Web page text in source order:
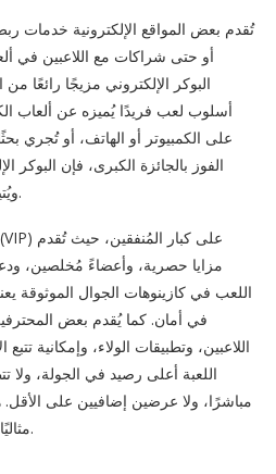
تُقدم بعض المواقع الإلكترونية خدمات ربط
أو حتى شراكات مع اللاعبين في
البوكر الإلكتروني مزيجًا رائعًا
أسلوب لعب فريدًا يُميزه عن ألعاب
على الكمبيوتر أو الهاتف، أو تُجري
الفوز بالجائزة الكبرى، فإن البوكر
ويُتيح لك فرصًا للفوز بجوائز كبيرة.
مزايا حصرية، وأعضاءً مُخلصين،
اللعب في كازينوهات الجوال الموثوقة
في أمان. كما يُقدم بعض
اللاعبين، وتطبيقات الولاء، وإمكانية
اللعبة أعلى رصيد في الجولة، ولا
مباشرًا، ولا عرضين إضافيين على الأقل.
مثاليًا للباحثين عن المتعة والمكافآت.